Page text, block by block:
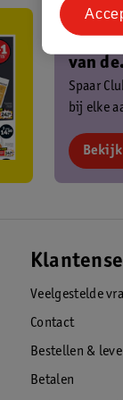
Ben
van de
Club?
Spaar
bij elke
Veelgestelde
Contact
Bestellen &
Betalen